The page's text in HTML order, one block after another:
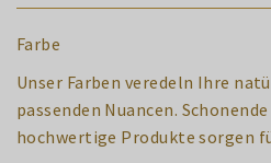
Farbe
Unser Farben veredeln Ihre
passenden Nuancen.
hochwertige Produkte sorgen